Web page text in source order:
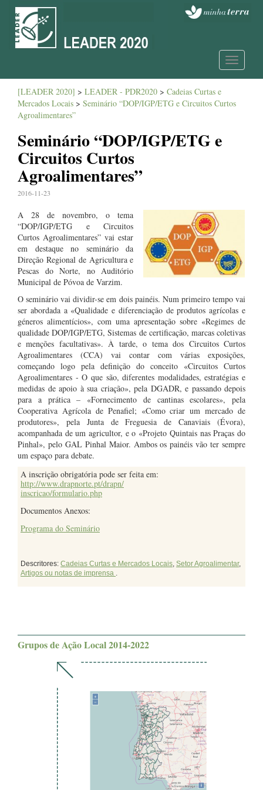
Toggle
[LEADER 2020] > LEADER - PDR2020 > Cadeias Curtas e
Mercados Locais > Seminário “DOP/IGP/ETG e Circuitos Curtos
Agroalimentares”
Seminário “DOP/IGP/ETG e
Circuitos Curtos
Agroalimentares”
2016-11-23
A 28 de novembro, o tema
“DOP/IGP/ETG e Circuitos
Curtos Agroalimentares” vai estar
em destaque no seminário da
Direção Regional de Agricultura e
Pescas do Norte, no Auditório
Municipal de Póvoa de Varzim.
O seminário vai dividir-se em dois painéis. Num primeiro tempo vai
ser abordada a «Qualidade e diferenciação de produtos agrícolas e
géneros alimentícios», com uma apresentação sobre «Regimes de
qualidade DOP/IGP/ETG, Sistemas de certificação, marcas coletivas
e menções facultativas». À tarde, o tema dos Circuitos Curtos
Agroalimentares (CCA) vai contar com várias exposições,
começando logo pela definição do conceito «Circuitos Curtos
Agroalimentares - O que são, diferentes modalidades, estratégias e
medidas de apoio à sua criação», pela DGADR, e passando depois
para a prática – «Fornecimento de cantinas escolares», pela
Cooperativa Agrícola de Penafiel; «Como criar um mercado de
produtores», pela Junta de Freguesia de Canaviais (Évora),
acompanhada de um agricultor, e o «Projeto Quintais nas Praças do
Pinhal», pelo GAL Pinhal Maior. Ambos os painéis vão ter sempre
um espaço para debate.
A inscrição obrigatória pode ser feita em:
http://www.drapnorte.pt/drapn/
inscricao/formulario.php
Documentos Anexos:
Programa do Seminário
Descritores: Cadeias Curtas e Mercados Locais, Setor Agroalimentar,
Artigos ou notas de imprensa .
Grupos de Ação Local 2014-2022